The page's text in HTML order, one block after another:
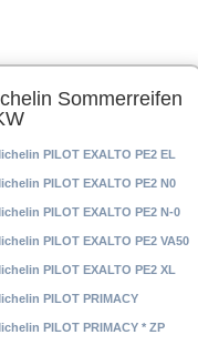
Sommerreifen
PILOT EXALTO PE2 EL
PILOT EXALTO PE2 N0
PILOT EXALTO PE2 N-0
PILOT EXALTO PE2 VA50
PILOT EXALTO PE2 XL
PILOT PRIMACY
PILOT PRIMACY * ZP